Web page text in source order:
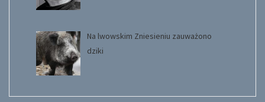
Na lwowskim Zniesieniu zauważono
dziki